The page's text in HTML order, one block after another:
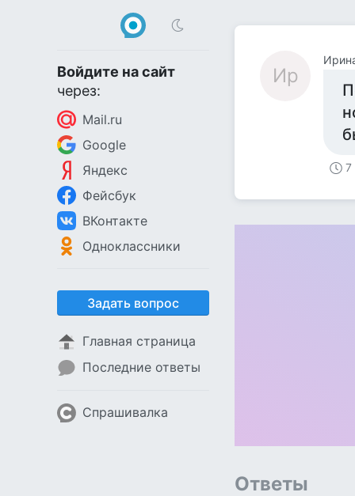
Войдите на сайт
через:
Mail.ru
Google
Яндекс
Фейсбук
ВКонтакте
Одноклассники
Задать вопрос
Главная страница
Последние ответы
Спрашивалка
Ир
7
Ответы